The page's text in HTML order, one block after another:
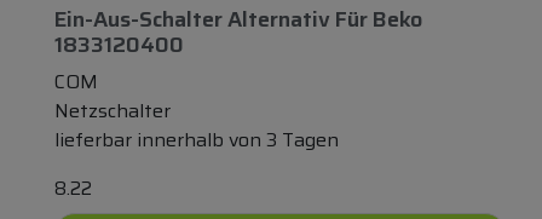
Ein-Aus-Schalter Alternativ Für Beko
1833120400
COM
Netzschalter
lieferbar innerhalb von 3 Tagen
8.22